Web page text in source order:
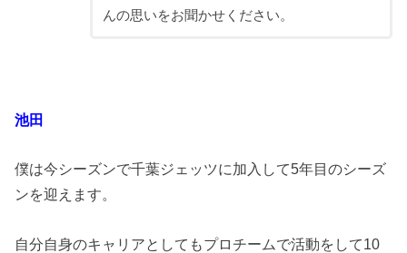
んの思いをお聞かせください。
池田
僕は今シーズンで千葉ジェッツに加入して5年目のシーズ
ンを迎えます。
自分自身のキャリアとしてもプロチームで活動をして10